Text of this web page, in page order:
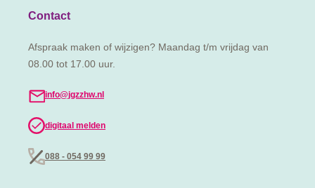
Contact
Afspraak maken of wijzigen? Maandag t/m vrijdag van
08.00 tot 17.00 uur.
088 - 054 99 99
info@jgzzhw.nl
digitaal melden